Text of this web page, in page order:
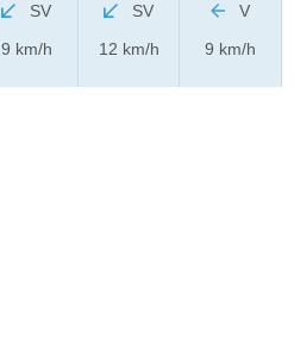
SV
9 km/h
SV
12 km/h
V
9 km/h